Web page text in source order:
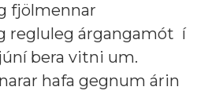
fjölmennar
regluleg árgangamót í
bera vitni um.
hafa gegnum árin